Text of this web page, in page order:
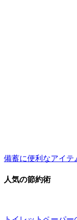
備蓄に便利なアイテ
人気の節約術